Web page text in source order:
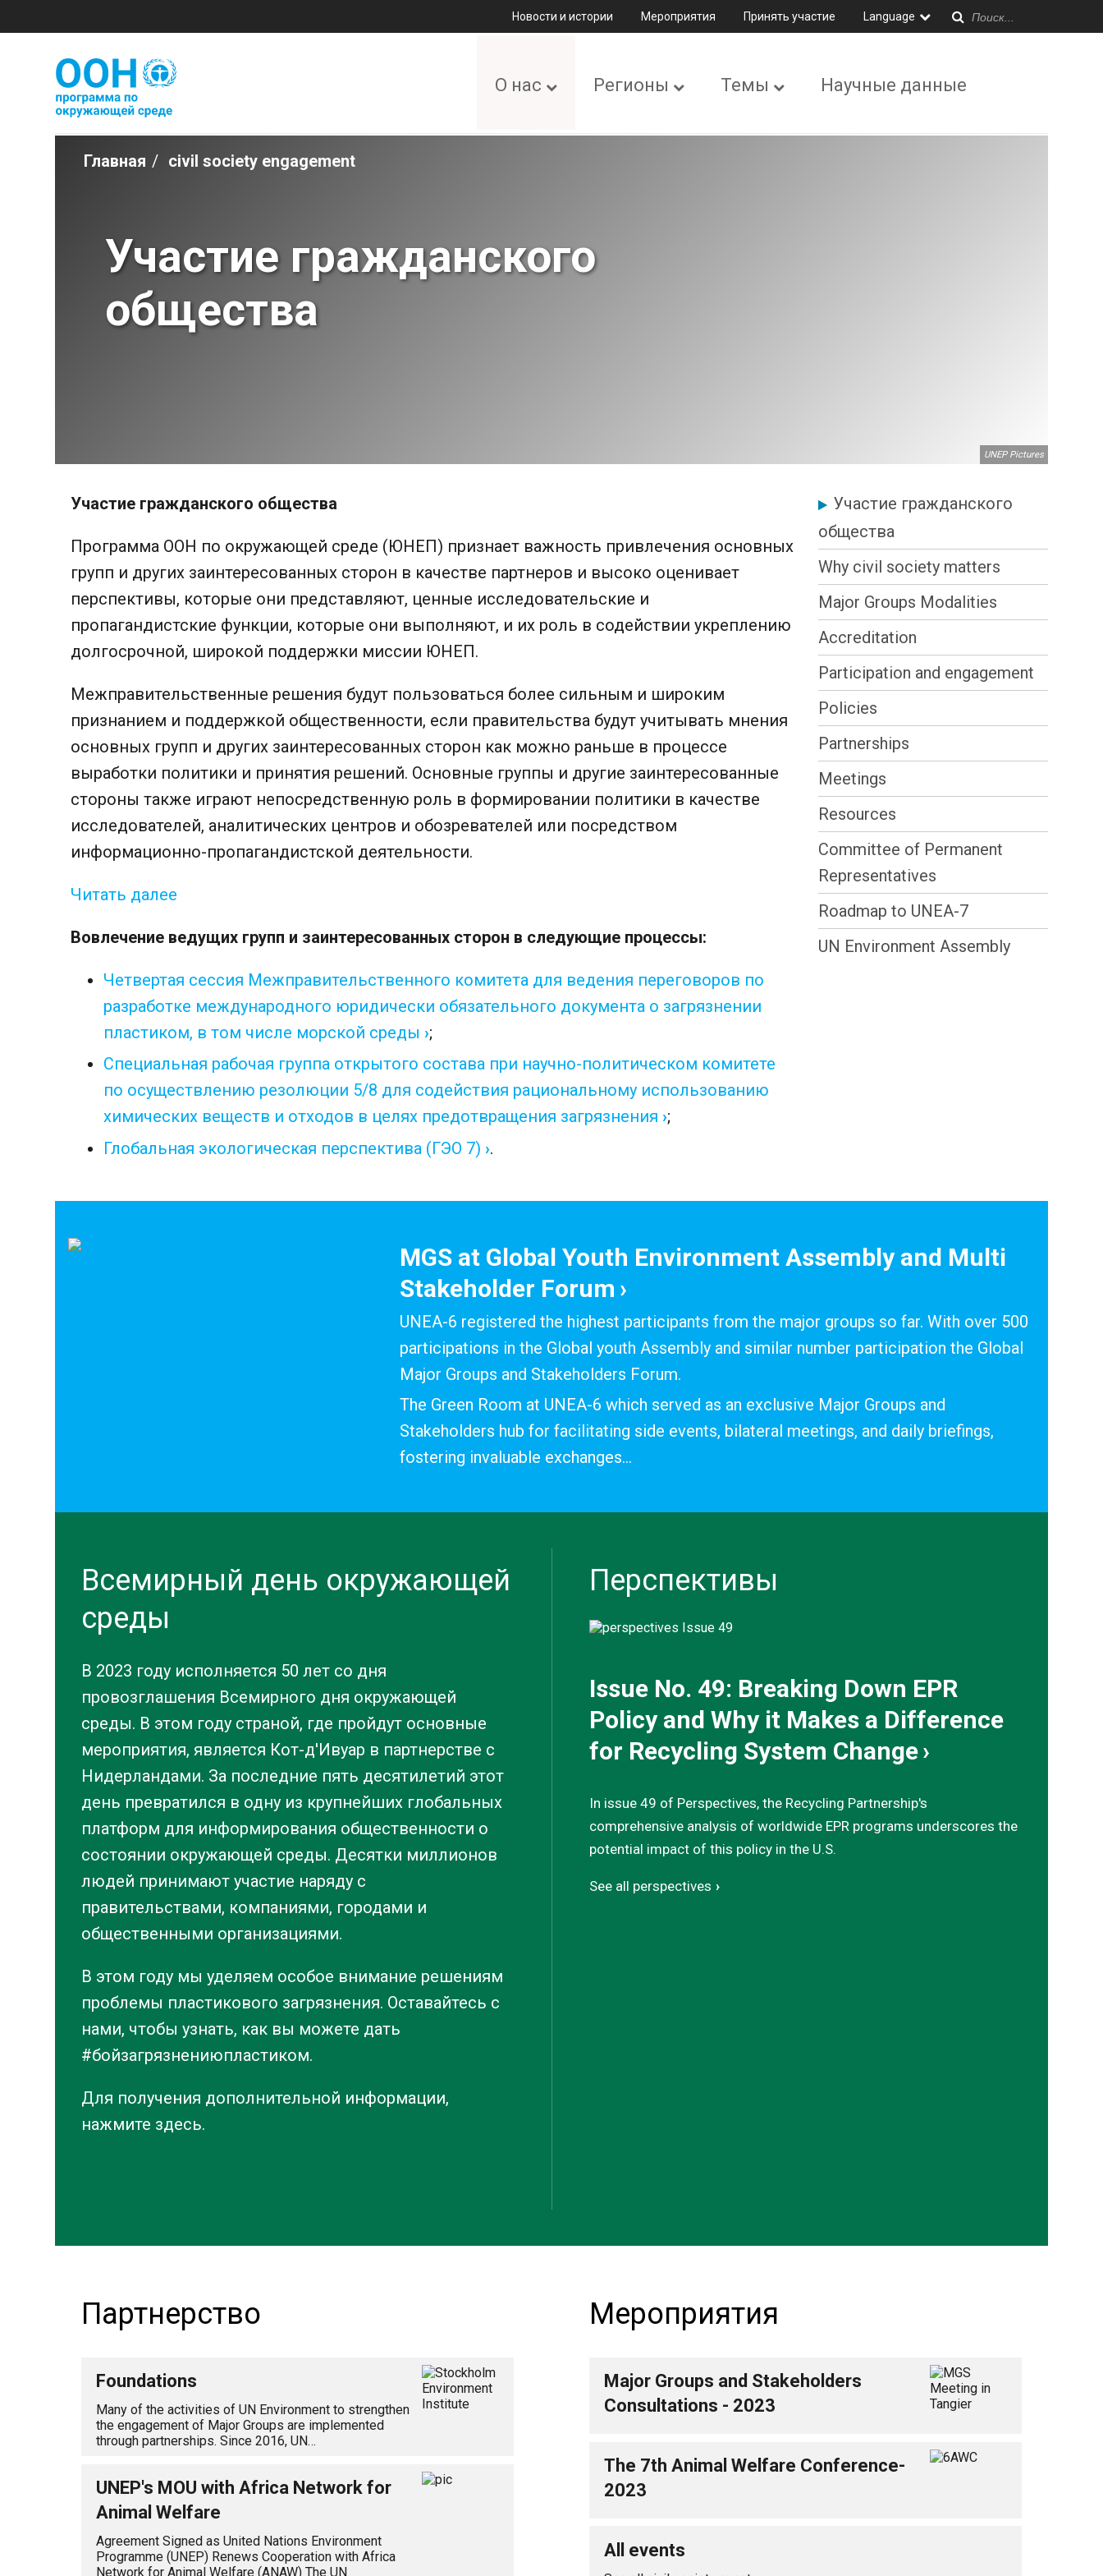
содержимому
Новости и истории Мероприятия Принять участие Language
О нас Регионы Темы Научные данные
Главная civil society engagement
UNEP Pictures
Участие гражданского
общества
Участие гражданского общества
Программа ООН по окружающей среде (ЮНЕП) признает важность привлечения основных
групп и других заинтересованных сторон в качестве партнеров и высоко оценивает
перспективы, которые они представляют, ценные исследовательские и
пропагандистские функции, которые они выполняют, и их роль в содействии укреплению
долгосрочной, широкой поддержки миссии ЮНЕП.
Межправительственные решения будут пользоваться более сильным и широким
признанием и поддержкой общественности, если правительства будут учитывать мнения
основных групп и других заинтересованных сторон как можно раньше в процессе
выработки политики и принятия решений. Основные группы и другие заинтересованные
стороны также играют непосредственную роль в формировании политики в качестве
исследователей, аналитических центров и обозревателей или посредством
информационно-пропагандистской деятельности.
Читать далее
Вовлечение ведущих групп и заинтересованных сторон в следующие процессы:
Четвертая сессия Межправительственного комитета для ведения переговоров по
разработке международного юридически обязательного документа о загрязнении
пластиком, в том числе морской среды ;
Специальная рабочая группа открытого состава при научно-политическом комитете
по осуществлению резолюции 5/8 для содействия рациональному использованию
химических веществ и отходов в целях предотвращения загрязнения ;
Глобальная экологическая перспектива (ГЭО 7) .
Civil
society
engagement
Участие гражданского
общества
Why civil society matters
Major Groups Modalities
Accreditation
Participation and engagement
Policies
Partnerships
Meetings
Resources
Committee of Permanent
Representatives
Roadmap to UNEA-7
UN Environment Assembly
MGS at Global Youth Environment Assembly and Multi
Stakeholder Forum
UNEA-6 registered the highest participants from the major groups so far. With over 500
participations in the Global youth Assembly and similar number participation the Global
Major Groups and Stakeholders Forum.
The Green Room at UNEA-6 which served as an exclusive Major Groups and
Stakeholders hub for facilitating side events, bilateral meetings, and daily briefings,
fostering invaluable exchanges…
Всемирный день окружающей
среды
В 2023 году исполняется 50 лет со дня
провозглашения Всемирного дня окружающей
среды. В этом году страной, где пройдут основные
мероприятия, является Кот-д'Ивуар в партнерстве с
Нидерландами. За последние пять десятилетий этот
день превратился в одну из крупнейших глобальных
платформ для информирования общественности о
состоянии окружающей среды. Десятки миллионов
людей принимают участие наряду с
правительствами, компаниями, городами и
общественными организациями.
В этом году мы уделяем особое внимание решениям
проблемы пластикового загрязнения. Оставайтесь с
нами, чтобы узнать, как вы можете дать
#бойзагрязнениюпластиком.
Для получения дополнительной информации,
нажмите здесь.
Перспективы
Issue No. 49: Breaking Down EPR
Policy and Why it Makes a Difference
for Recycling System Change
In issue 49 of Perspectives, the Recycling Partnership's
comprehensive analysis of worldwide EPR programs underscores the
potential impact of this policy in the U.S.
See all perspectives
Партнерство
Foundations
Many of the activities of UN Environment to strengthen
the engagement of Major Groups are implemented
through partnerships. Since 2016, UN…
UNEP's MOU with Africa Network for
Animal Welfare
Agreement Signed as United Nations Environment
Programme (UNEP) Renews Cooperation with Africa
Network for Animal Welfare (ANAW) The UN
Мероприятия
Major Groups and Stakeholders
Consultations - 2023
The 7th Animal Welfare Conference-
2023
All events